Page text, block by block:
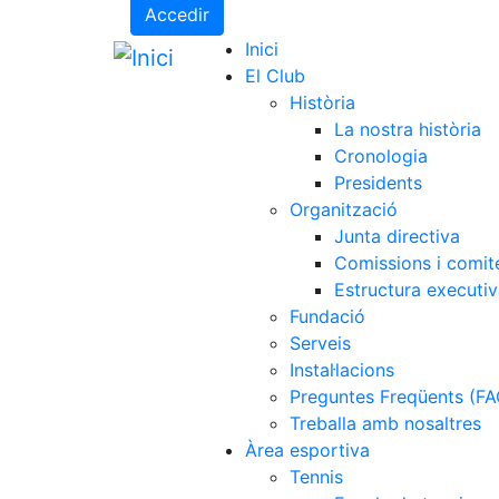
Accedir
Inici
El Club
Història
La nostra història
Cronologia
Presidents
Organització
Junta directiva
Comissions i
Estructura
Fundació
Serveis
Instal·lacions
Preguntes Freqüents
Treballa amb nosaltres
Àrea esportiva
Tennis